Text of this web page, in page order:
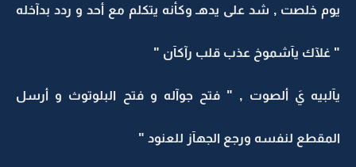
يوم خلصت , شد على يدهـ وكأنه يتكلم مع أحد و ردد بدآخله
" غلآك يآشموخ عذب قلب رآكآن "
يآلبيه يَ ألصوت , " فتح جوآله و فتح البلوتوث و أرسل
المقطع لنفسه ورجع الجهآز للعنود "